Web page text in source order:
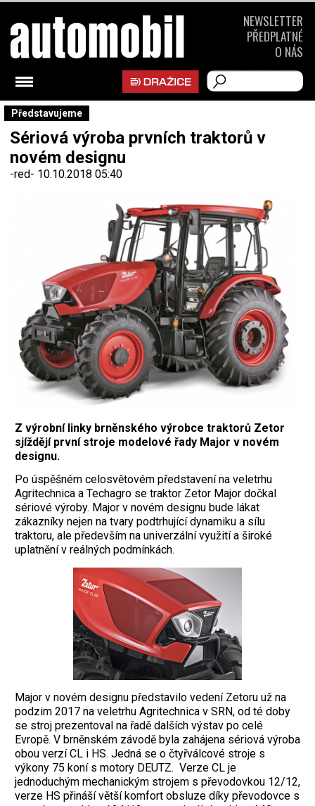
Představujeme
Sériová výroba prvních traktorů v
novém designu
-red- 10.10.2018 05:40
Z výrobní linky brněnského výrobce traktorů Zetor
sjíždějí první stroje modelové řady Major v novém
designu.
Po úspěšném celosvětovém představení na veletrhu
Agritechnica a Techagro se traktor Zetor Major dočkal
sériové výroby. Major v novém designu bude lákat
zákazníky nejen na tvary podtrhující dynamiku a sílu
traktoru, ale především na univerzální využití a široké
uplatnění v reálných podmínkách.
Major v novém designu představilo vedení Zetoru už na
podzim 2017 na veletrhu Agritechnica v SRN, od té doby
se stroj prezentoval na řadě dalších výstav po celé
Evropě. V brněnském závodě byla zahájena sériová výroba
obou verzí CL i HS. Jedná se o čtyřválcové stroje s
výkony 75 koní s motory DEUTZ. Verze CL je
jednoduchým mechanickým strojem s převodovkou 12/12,
verze HS přináší větší komfort obsluze díky převodovce s
NEWSLETTER
PŘEDPLATNÉ
O NÁS